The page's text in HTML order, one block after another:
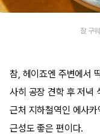
잘 구
참, 헤이죠엔 주변에서
사히 공장 견학 후 저녁
근처 지하철역인 에사
근성도 좋은 편이다.